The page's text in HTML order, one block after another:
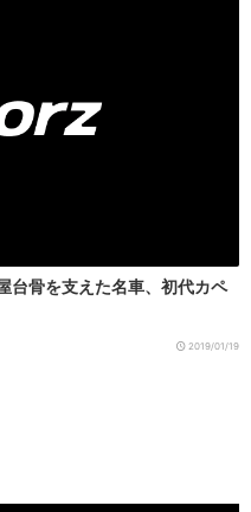
台骨を支えた名車、初代カペ
2019/01/19